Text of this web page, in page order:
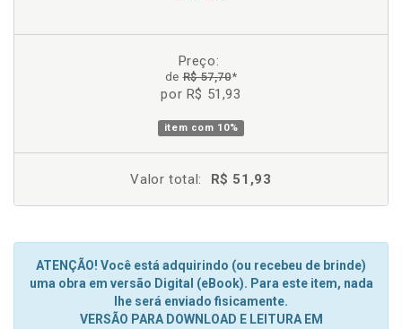
Preço:
deR$ 57,70*
por R$ 51,93
item com 10%
Valor total: R$ 51,93
ATENÇÃO! Você está adquirindo (ou recebeu de brinde)
uma obra em versão Digital (eBook). Para este item, nada
lhe será enviado fisicamente.
VERSÃO PARA DOWNLOAD E LEITURA EM